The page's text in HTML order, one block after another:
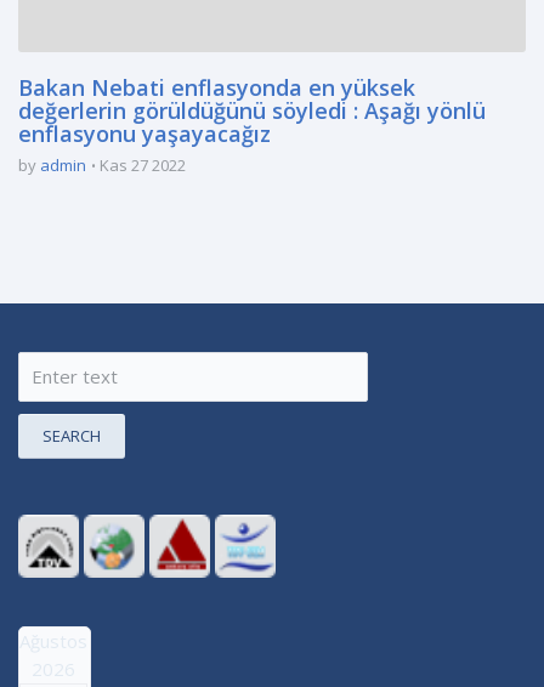
Bakan Nebati enflasyonda en yüksek
değerlerin görüldüğünü söyledi : Aşağı yönlü
enflasyonu yaşayacağız
by admin Kas 27 2022
SEARCH
Ağustos
2026